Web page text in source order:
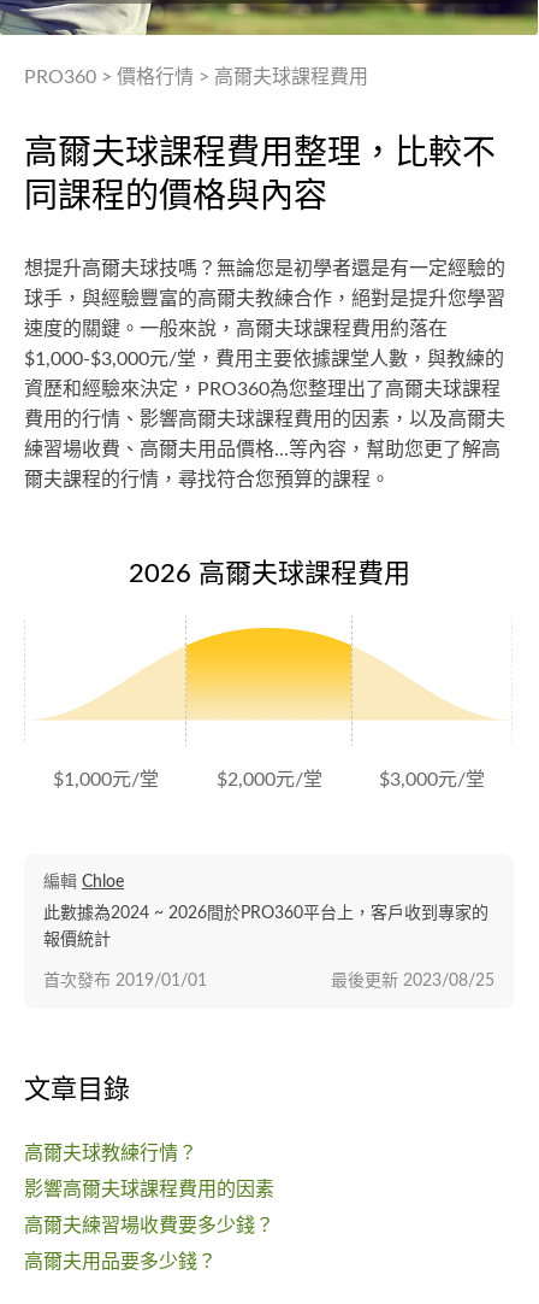
PRO360 > 價格行情 > 高爾夫球課程費用
高爾夫球課程費用整理，比較不
同課程的價格與內容
想提升高爾夫球技嗎？無論您是初學者還是有一定經驗的
球手，與經驗豐富的高爾夫教練合作，絕對是提升您學習
速度的關鍵。一般來說，高爾夫球課程費用約落在
$1,000-$3,000元/堂，費用主要依據課堂人數，與教練的
資歷和經驗來決定，PRO360為您整理出了高爾夫球課程
費用的行情、影響高爾夫球課程費用的因素，以及高爾夫
練習場收費、高爾夫用品價格...等內容，幫助您更了解高
爾夫課程的行情，尋找符合您預算的課程。
2026 高爾夫球課程費用
$1,000元/堂 $2,000元/堂 $3,000元/堂
編輯 Chloe
此數據為2024 ~ 2026間於PRO360平台上，客戶收到專家的
報價統計
最後更新 2023/08/25
首次發布 2019/01/01
文章目錄
高爾夫球教練行情？
影響高爾夫球課程費用的因素
高爾夫練習場收費要多少錢？
高爾夫用品要多少錢？